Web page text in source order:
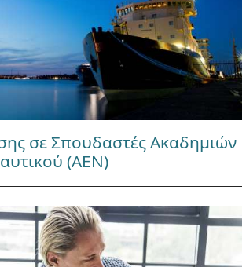
σε Σπουδαστές Ακαδημιών
(ΑΕΝ)